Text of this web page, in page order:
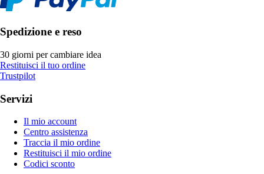
Spedizione e reso
30 giorni per cambiare idea
Restituisci il tuo ordine
Trustpilot
Servizi
Il mio account
Centro assistenza
Traccia il mio ordine
Restituisci il mio ordine
Codici sconto